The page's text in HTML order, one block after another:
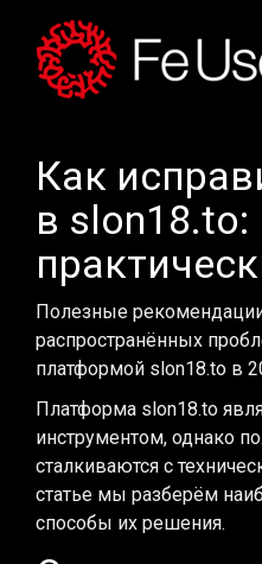
Как
в slon18.to:
Полезные
распространённых
платформой slon18.to в
Платформа slon18.to
инструментом, однако
сталкиваются с
статье мы разберём
способы их решения.